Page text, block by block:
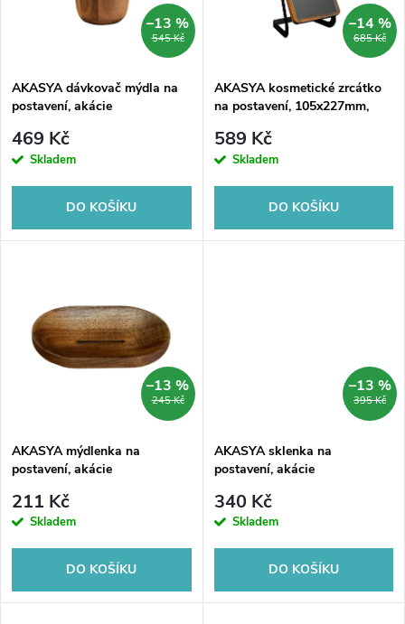
p
r
o
d
s
p
r
ů
545 Kč
–13 %
AKASYA dávkovač mýdla na
postavení, akácie
469 Kč
Skladem
DO KOŠÍKU
685 Kč
–14 %
AKASYA kosmetické zrcátko
na postavení, 105x227mm,
589 Kč
Skladem
DO KOŠÍKU
245 Kč
–13 %
AKASYA mýdlenka na
postavení, akácie
211 Kč
Skladem
DO KOŠÍKU
395 Kč
–13 %
AKASYA sklenka na
postavení, akácie
340 Kč
Skladem
DO KOŠÍKU